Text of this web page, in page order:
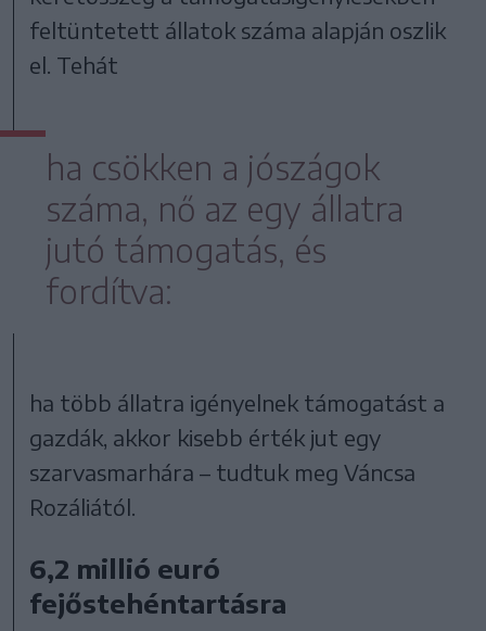
feltüntetett állatok száma alapján oszlik
el. Tehát
ha csökken a jószágok
száma, nő az egy állatra
jutó támogatás, és
fordítva:
ha több állatra igényelnek támogatást a
gazdák, akkor kisebb érték jut egy
szarvasmarhára – tudtuk meg Váncsa
Rozáliától.
6,2 millió euró
fejőstehéntartásra